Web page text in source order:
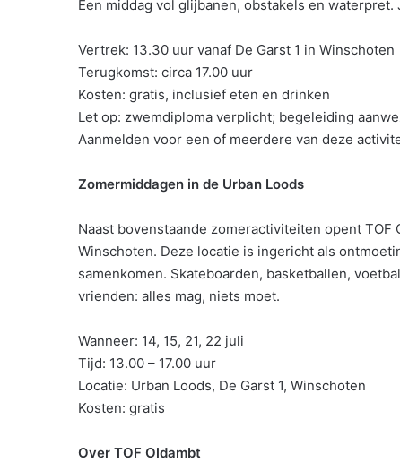
Een middag vol glijbanen, obstakels en
Vertrek: 13.30 uur vanaf De Garst 1 in Winschoten
Terugkomst: circa 17.00 uur
Kosten: gratis, inclusief eten en drinken
Let op: zwemdiploma verplicht; begeleiding
Aanmelden voor een of meerdere van deze
Zomermiddagen in de Urban Loods
Naast bovenstaande zomeractiviteiten opent TOF
Winschoten. Deze locatie is ingericht als
samenkomen. Skateboarden, basketballen,
vrienden: alles mag, niets moet.
Wanneer: 14, 15, 21, 22 juli
Tijd: 13.00 – 17.00 uur
Locatie: Urban Loods, De Garst 1, Winschoten
Kosten: gratis
Over TOF Oldambt